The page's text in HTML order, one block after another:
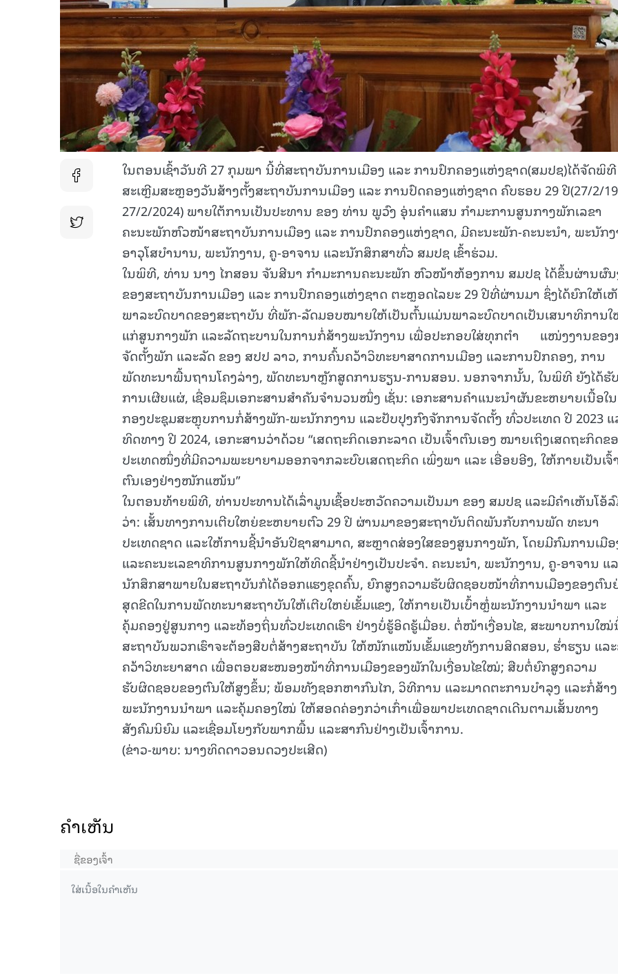
ໃນຕອນເຊົ້າວັນທີ 27 ກຸມພາ ນີ້ທີ່ສະຖາບັນການເມືອງ ແລະ ການປົກຄອງແຫ່ງຊາດ(ສມປຊ)ໄດ້ຈັດພິທີ
ສະເຫຼີມສະຫຼອງວັນສ້າງຕັ້ງສະຖາບັນການເມືອງ ແລະ ການປົດຄອງແຫ່ງຊາດ ຄົບຮອບ 29 ປີ(27/2/
27/2/2024) ພາຍໃຕ້ການເປັນປະທານ ຂອງ ທ່ານ ພູວົງ ອຸ່ນຄໍາແສນ ກໍາມະການສູນກາງພັກເລຂາ
ຄະນະພັກຫົວໜ້າສະຖາບັນການເມືອງ ແລະ ການປົກຄອງແຫ່ງຊາດ, ມີຄະນະພັກ-ຄະນະນໍາ, ພະນັກ
ອາວຸໂສບໍານານ, ພະນັກງານ, ຄູ-ອາຈານ ແລະນັກສຶກສາທົ່ວ ສມປຊ ເຂົ້າຮ່ວມ.
ໃນພິທີ, ທ່ານ ນາງ ໄກສອນ ຈັນສີນາ ກຳມະການຄະນະພັກ ຫົວໜ້າຫ້ອງການ ສມປຊ ໄດ້ຂຶ້ນຜ່ານຜົ
ຂອງສະຖາບັນການເມືອງ ແລະ ການປົກຄອງແຫ່ງຊາດ ຕະຫຼອດໄລຍະ 29 ປີທີ່ຜ່ານມາ ຊຶ່ງໄດ້ຍົກໃຫ້ເ
ພາລະບົດບາດຂອງສະຖາບັນ ທີ່ພັກ-ລັດມອບໝາຍໃຫ້ເປັນຕົ້ນແມ່ນພາລະບົດບາດເປັນເສນາທິການ
ແກ່ສູນກາງພັກ ແລະລັດຖະບານໃນການກໍ່ສ້າງພະນັກງານ ເພື່ອປະກອບໃສ່ທຸກຕໍາ ແໜ່ງງານຂອ
ຈັດຕັ້ງພັກ ແລະລັດ ຂອງ ສປປ ລາວ, ການຄົ້ນຄວ້າວິທະຍາສາດການເມືອງ ແລະການປົກຄອງ, ການ
ພັດທະນາພື້ນຖານໂຄງລ່າງ, ພັດທະນາຫຼັກສູດການຮຽນ-ການສອນ. ນອກຈາກນັ້ນ, ໃນພິທີ ຍັງໄດ້ຮັ
ການເຜີຍແຜ່, ເຊື່ອມຊຶມເອກະສານສໍາຄັນຈໍານວນໜຶ່ງ ເຊັ່ນ: ເອກະສານຄໍາແນະນໍາຜັນຂະຫຍາຍເນື້ອໃນ
ກອງປະຊຸມສະຫຼຸບການກໍ່ສ້າງພັກ-ພະນັກກງານ ແລະປັບປຸງກົງຈັກການຈັດຕັ້ງ ທົ່ວປະເທດ ປີ 2023 ແ
ທິດທາງ ປີ 2024, ເອກະສານວ່າດ້ວຍ “ເສດຖະກິດເອກະລາດ ເປັນເຈົ້າຕົນເອງ ໝາຍເຖິງເສດຖະກິດຂ
ປະເທດໜຶ່ງທີ່ມີຄວາມພະຍາຍາມອອກຈາກລະບົບເສດຖະກິດ ເພິ່ງພາ ແລະ ເອື່ອຍອີງ, ໃຫ້ກາຍເປັນເຈົ້
ຕົນເອງຢ່າງໜັກແໜ້ນ”
ໃນຕອນທ້າຍພິທີ, ທ່ານປະທານໄດ້ເລົ່າມູນເຊື້ອປະຫວັດຄວາມເປັນມາ ຂອງ ສມປຊ ແລະມີຄຳເຫັນໂອ້
ວ່າ: ເສັ້ນທາງການເຕີບໃຫຍ່ຂະຫຍາຍຕົວ 29 ປີ ຜ່ານມາຂອງສະຖາບັນຕິດພັນກັບການພັດ ທະນາ
ປະເທດຊາດ ແລະໃຫ້ການຊີ້ນຳອັນປີຊາສາມາດ, ສະຫຼາດສ່ອງໃສຂອງສູນກາງພັກ, ໂດຍມີກົມການເມື
ແລະຄະນະເລຂາທິການສູນກາງພັກໃຫ້ທິດຊີ້ນຳຢ່າງເປັນປະຈຳ. ຄະນະນຳ, ພະນັກງານ, ຄູ-ອາຈານ ແ
ນັກສຶກສາພາຍໃນສະຖາບັນກໍໄດ້ອອກແຮງຂຸດຄົ້ນ, ຍົກສູງຄວາມຮັບຜິດຊອບໜ້າທີ່ການເມືອງຂອງຕົນ
ສຸດຂີດໃນການພັດທະນາສະຖາບັນໃຫ້ເຕີບໃຫຍ່ເຂັ້ມແຂງ, ໃຫ້ກາຍເປັນເບົ້າຫຼໍ່ພະນັກງານນຳພາ ແລະ
ຄຸ້ມຄອງຢູ່ສູນກາງ ແລະທ້ອງຖິ່ນທົ່ວປະເທດເຮົາ ຢ່າງບໍ່ຮູ້ອິດຮູ້ເມື່ອຍ. ຕໍ່ໜ້າເງື່ອນໄຂ, ສະພາບການໃ
ສະຖາບັນພວກເຮົາຈະຕ້ອງສືບຕໍ່ສ້າງສະຖາບັນ ໃຫ້ໜັກແໜ້ນເຂັ້ມແຂງທັງການສິດສອນ, ຮໍ່າຮຽນ ແລ
ຄວ້າວິທະຍາສາດ ເພື່ອຕອບສະໜອງໜ້າທີ່ການເມືອງຂອງພັກໃນເງື່ອນໄຂໃໝ່; ສືບຕໍ່ຍົກສູງຄວາມ
ຮັບຜິດຊອບຂອງຕົນໃຫ້ສູງຂຶ້ນ; ພ້ອມທັງຊອກຫາກົນໄກ, ວິທີການ ແລະມາດຕະການບຳລຸງ ແລະກໍ່ສ້າງ
ພະນັກງານນຳພາ ແລະຄຸ້ມຄອງໃໝ່ ໃຫ້ສອດຄ່ອງກວ່າເກົ່າເພື່ອພາປະເທດຊາດເດີນຕາມເສັ້ນທາງ
ສັງຄົມນິຍົມ ແລະເຊື່ອມໂຍງກັບພາກພື້ນ ແລະສາກົນຢ່າງເປັນເຈົ້າການ.
(ຂ່າວ-ພາບ: ນາງທິດດາວອນດວງປະເສີດ)
ຄໍາເຫັນ
15.040(07-08-